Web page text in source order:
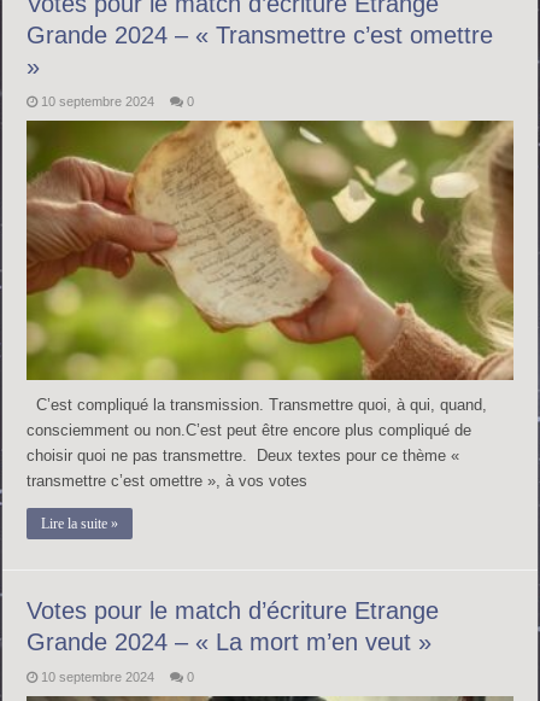
Grande 2024 – « Transmettre c’est omettre
»
10 septembre 2024 0
C’est compliqué la transmission. Transmettre quoi, à qui, quand,
consciemment ou non.C’est peut être encore plus compliqué de
choisir quoi ne pas transmettre. Deux textes pour ce thème «
transmettre c’est omettre », à vos votes
Lire la suite »
Votes pour le match d’écriture Etrange
Grande 2024 – « La mort m’en veut »
10 septembre 2024 0